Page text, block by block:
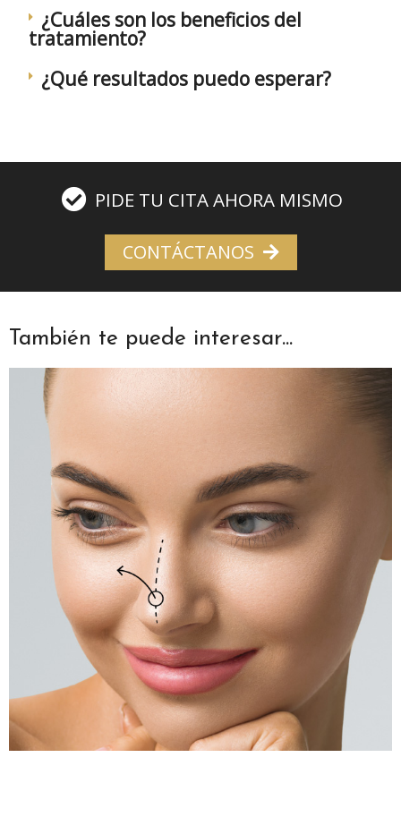
¿Cuáles son los beneficios del
tratamiento?
¿Qué resultados puedo esperar?
PIDE TU CITA AHORA MISMO
CONTÁCTANOS
También te puede interesar...